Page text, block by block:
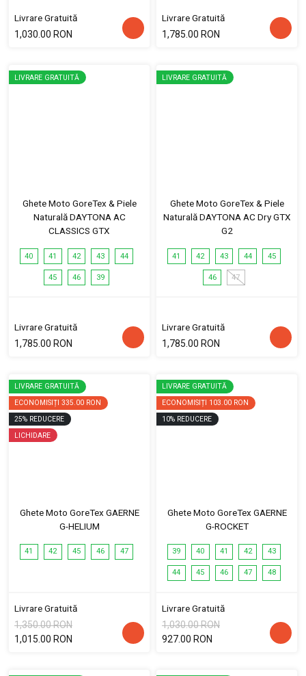
Livrare Gratuită
1,030.00 RON
Livrare Gratuită
1,785.00 RON
LIVRARE GRATUITĂ
Ghete Moto GoreTex & Piele
Naturală DAYTONA AC
CLASSICS GTX
40 41 42 43 44
45 46 39
Livrare Gratuită
1,785.00 RON
LIVRARE GRATUITĂ
Ghete Moto GoreTex & Piele
Naturală DAYTONA AC Dry GTX
G2
41 42 43 44 45
46 47
Livrare Gratuită
1,785.00 RON
LIVRARE GRATUITĂ
ECONOMISIȚI 335.00 RON
25% REDUCERE
LICHIDARE
Ghete Moto GoreTex GAERNE
G-HELIUM
41 42 45 46 47
Livrare Gratuită
1,350.00 RON
1,015.00 RON
LIVRARE GRATUITĂ
ECONOMISIȚI 103.00 RON
10% REDUCERE
Ghete Moto GoreTex GAERNE
G-ROCKET
39 40 41 42 43
44 45 46 47 48
Livrare Gratuită
1,030.00 RON
927.00 RON